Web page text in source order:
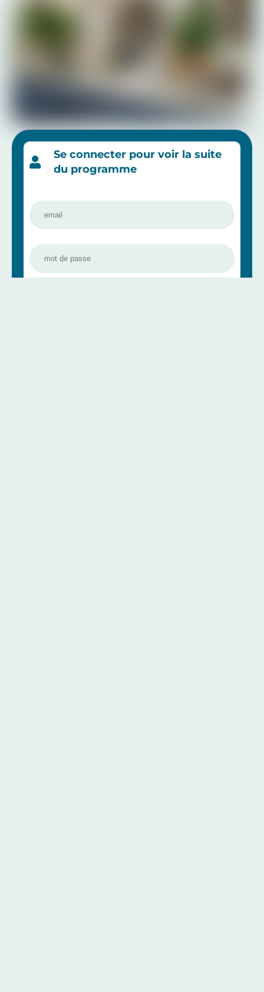
Se connecter pour voir la suite
du programme